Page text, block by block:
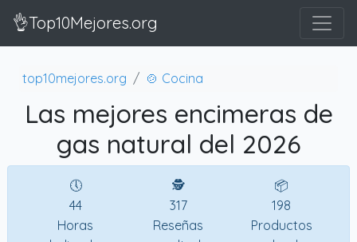
👌Top10Mejores.org
top10mejores.org 🍲 Cocina
Las mejores encimeras de
gas natural del 2026
🕔
44
Horas
🕵
317
Reseñas
📦
198
Productos